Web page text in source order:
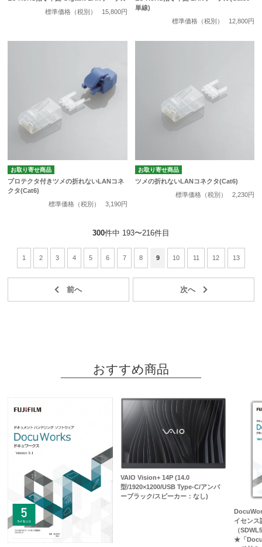
標準価格（税別）
15,800円
単線)
標準価格（税別）
12,800円
お取り寄せ商品
プロテクタ付きツメの折れないLANコネ
クタ(Cat6)
標準価格（税別）
3,190円
お取り寄せ商品
ツメの折れないLANコネクタ(Cat6)
標準価格（税別）
2,230円
300件中 193〜216件目
1 2 3 4 5 6 7 8 9 10 11 12 13
おすすめ商品
VAIO Vision+ 14P (14.0
型/1920×1200/USB Type-C/アンバ
ーブラック/スピーカー：なし)
イセンス
（
★「